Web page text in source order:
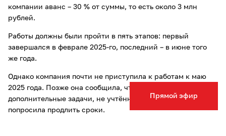
Прямой эфир
компании аванс – 30 % от суммы, то есть около 3 млн
рублей.
Работы должны были пройти в пять этапов: первый
завершался в феврале 2025-го, последний – в июне того
же года.
Однако компания почти не приступила к работам к маю
2025 года. Позже она сообщила, что нашла
дополнительные задачи, не учтённые в проекте, и
попросила продлить сроки.